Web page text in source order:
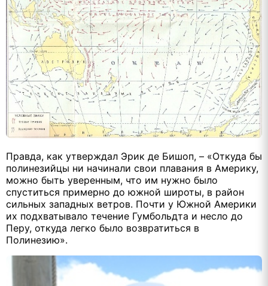
Правда, как утверждал Эрик де Бишоп, – «Откуда бы
полинезийцы ни начинали свои плавания в Америку,
можно быть уверенным, что им нужно было
спуститься примерно до южной широты, в район
сильных западных ветров. Почти у Южной Америки
их подхватывало течение Гумбольдта и несло до
Перу, откуда легко было возвратиться в
Полинезию».